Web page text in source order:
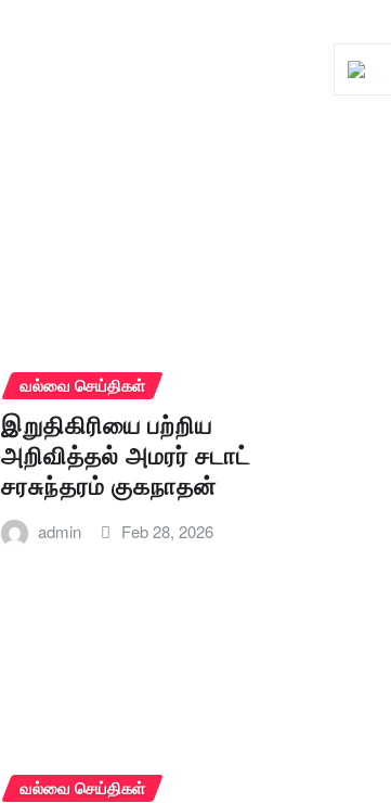
வல்வை செய்திகள்
இறுதிகிரியை பற்றிய
அறிவித்தல் அமரர் சடாட்
சரசுந்தரம் குகநாதன்
admin Feb 28, 2026
வல்வை செய்திகள்